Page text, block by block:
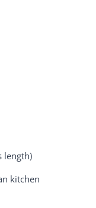
length)
kitchen